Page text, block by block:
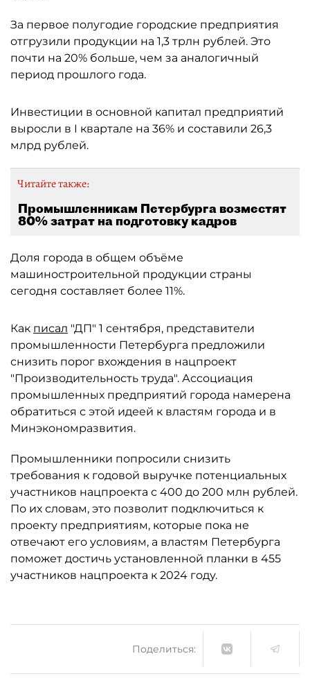
За первое полугодие городские предприятия
отгрузили продукции на 1,3 трлн рублей. Это
почти на 20% больше, чем за аналогичный
период прошлого года.
Инвестиции в основной капитал предприятий
выросли в I квартале на 36% и составили 26,3
млрд рублей.
Читайте также:
Промышленникам Петербурга возместят
80% затрат на подготовку кадров
Доля города в общем объёме
машиностроительной продукции страны
сегодня составляет более 11%.
Как писал "ДП" 1 сентября, представители
промышленности Петербурга предложили
снизить порог вхождения в нацпроект
"Производительность труда". Ассоциация
промышленных предприятий города намерена
обратиться с этой идеей к властям города и в
Минэкономразвития.
Промышленники попросили снизить
требования к годовой выручке потенциальных
участников нацпроекта с 400 до 200 млн рублей.
По их словам, это позволит подключиться к
проекту предприятиям, которые пока не
отвечают его условиям, а властям Петербурга
поможет достичь установленной планки в 455
участников нацпроекта к 2024 году.
Поделиться: